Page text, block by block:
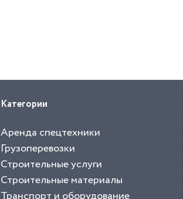
Категории
Аренда спецтехники
Грузоперевозки
Строительные услуги
Строительные материалы